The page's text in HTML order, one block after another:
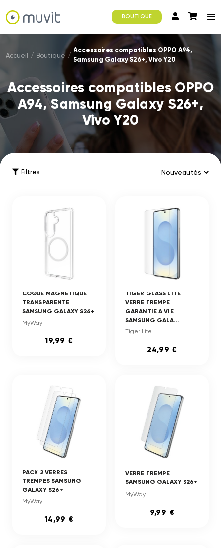
BOUTIQUE
Accueil / Boutique /
Accessoires compatibles OPPO A94,
Samsung Galaxy S26+, Vivo Y20
Accessoires compatibles OPPO
A94, Samsung Galaxy S26+,
Vivo Y20
Filtres
COQUE MAGNETIQUE
TRANSPARENTE
SAMSUNG GALAXY S26+
MyWay
19,99 €
TIGER GLASS LITE
VERRE TREMPE
GARANTIE A VIE
SAMSUNG GALA...
Tiger Lite
24,99 €
PACK 2 VERRES
TREMPES SAMSUNG
GALAXY S26+
MyWay
14,99 €
VERRE TREMPE
SAMSUNG GALAXY S26+
MyWay
9,99 €